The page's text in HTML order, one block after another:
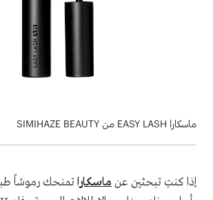
ماسكارا EASY LASH من SIMIHAZE BEAUTY
إذا كنتِ تبحثين عن ماسكاراتمنحك رموشاً